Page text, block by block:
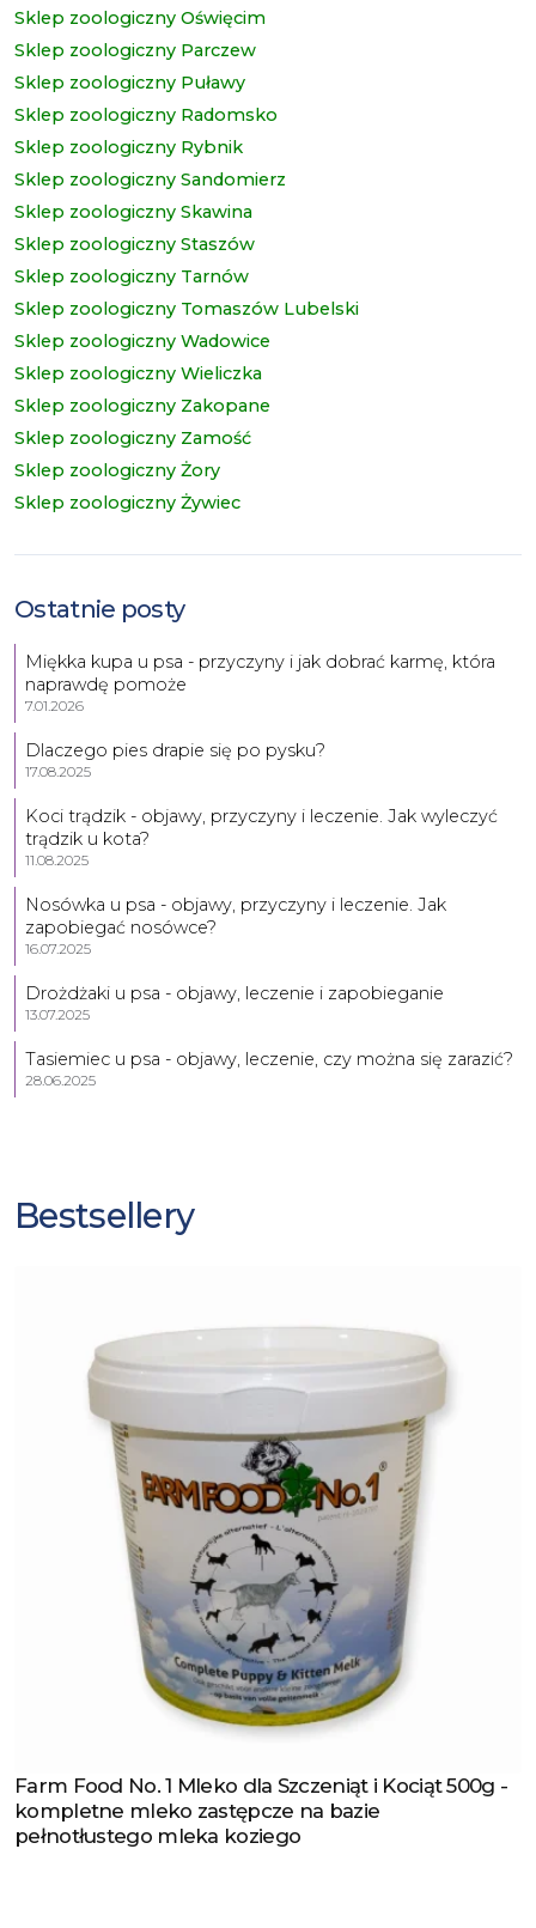
Sklep zoologiczny Oświęcim
Sklep zoologiczny Parczew
Sklep zoologiczny Puławy
Sklep zoologiczny Radomsko
Sklep zoologiczny Rybnik
Sklep zoologiczny Sandomierz
Sklep zoologiczny Skawina
Sklep zoologiczny Staszów
Sklep zoologiczny Tarnów
Sklep zoologiczny Tomaszów Lubelski
Sklep zoologiczny Wadowice
Sklep zoologiczny Wieliczka
Sklep zoologiczny Zakopane
Sklep zoologiczny Zamość
Sklep zoologiczny Żory
Sklep zoologiczny Żywiec
Ostatnie posty
Miękka kupa u psa - przyczyny i jak dobrać karmę, która
naprawdę pomoże
7.01.2026
Dlaczego pies drapie się po pysku?
17.08.2025
Koci trądzik - objawy, przyczyny i leczenie. Jak wyleczyć
trądzik u kota?
11.08.2025
Nosówka u psa - objawy, przyczyny i leczenie. Jak
zapobiegać nosówce?
16.07.2025
Drożdżaki u psa - objawy, leczenie i zapobieganie
13.07.2025
Tasiemiec u psa - objawy, leczenie, czy można się zarazić?
28.06.2025
Bestsellery
Zobacz produkt
Farm Food No. 1 Mleko dla Szczeniąt i Kociąt 500g -
kompletne mleko zastępcze na bazie
pełnotłustego mleka koziego